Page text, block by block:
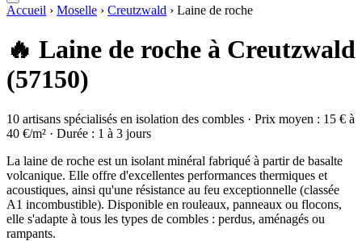
Accueil › Moselle › Creutzwald › Laine de roche
🔥 Laine de roche à Creutzwald
(57150)
10 artisans spécialisés en isolation des combles · Prix moyen : 15 € à
40 €/m² · Durée : 1 à 3 jours
La laine de roche est un isolant minéral fabriqué à partir de basalte
volcanique. Elle offre d'excellentes performances thermiques et
acoustiques, ainsi qu'une résistance au feu exceptionnelle (classée
A1 incombustible). Disponible en rouleaux, panneaux ou flocons,
elle s'adapte à tous les types de combles : perdus, aménagés ou
rampants.